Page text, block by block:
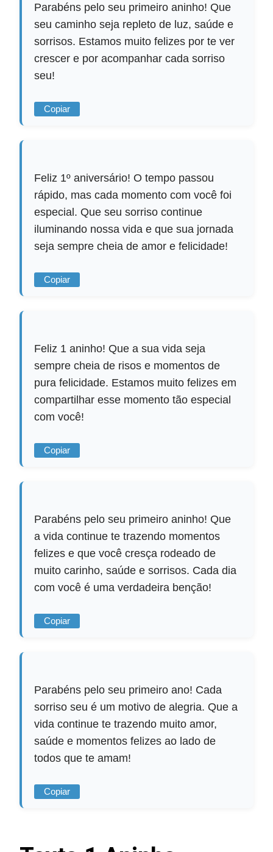
Parabéns pelo seu primeiro aninho! Que
seu caminho seja repleto de luz, saúde e
sorrisos. Estamos muito felizes por te ver
crescer e por acompanhar cada sorriso
seu!
Copiar
Feliz 1º aniversário! O tempo passou
rápido, mas cada momento com você foi
especial. Que seu sorriso continue
iluminando nossa vida e que sua jornada
seja sempre cheia de amor e felicidade!
Copiar
Feliz 1 aninho! Que a sua vida seja
sempre cheia de risos e momentos de
pura felicidade. Estamos muito felizes em
compartilhar esse momento tão especial
com você!
Copiar
Parabéns pelo seu primeiro aninho! Que
a vida continue te trazendo momentos
felizes e que você cresça rodeado de
muito carinho, saúde e sorrisos. Cada dia
com você é uma verdadeira benção!
Copiar
Parabéns pelo seu primeiro ano! Cada
sorriso seu é um motivo de alegria. Que a
vida continue te trazendo muito amor,
saúde e momentos felizes ao lado de
todos que te amam!
Copiar